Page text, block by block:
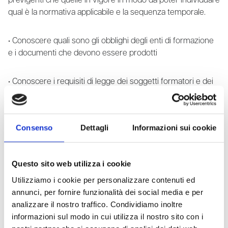
Consenso Dettagli Informazioni sui cookie
Questo sito web utilizza i cookie
Utilizziamo i cookie per personalizzare contenuti ed
annunci, per fornire funzionalità dei social media e per
analizzare il nostro traffico. Condividiamo inoltre
informazioni sul modo in cui utilizza il nostro sito con i
qual è la normativa applicabile e la sequenza temporale.
• Conoscere quali sono gli obblighi degli enti di formazione
e i documenti che devono essere prodotti
• Conoscere i requisiti di legge dei soggetti formatori e dei
docenti
• Saper leggere un attestato di formazione in ambito salute
e sicurezza sul lavoro
Durata